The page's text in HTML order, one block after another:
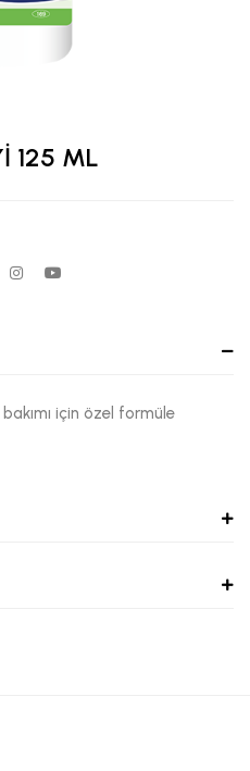
125 ML
için özel formüle